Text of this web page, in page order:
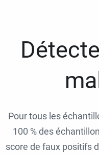
Pour tous les
100 % des
score de faux positifs